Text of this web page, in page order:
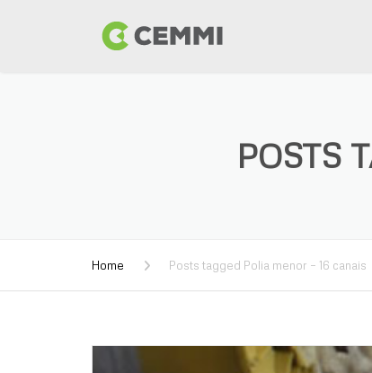
POSTS
Home Posts tagged Polia menor – 16 canais